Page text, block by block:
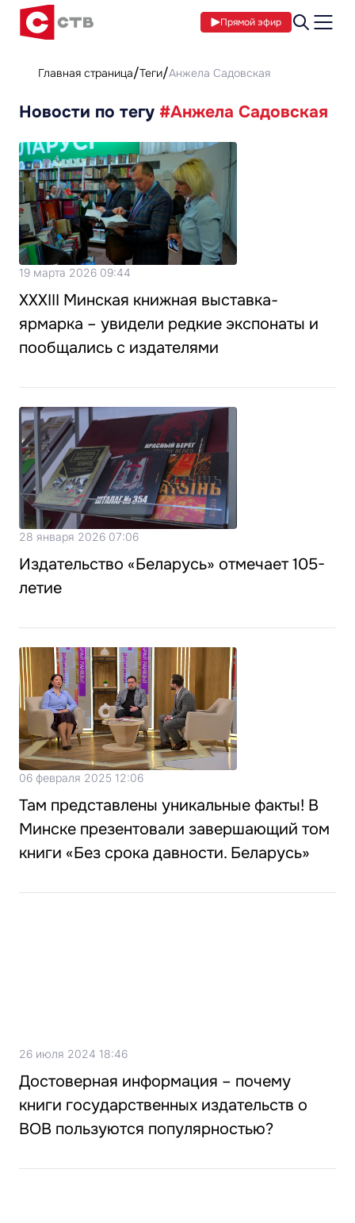
Прямой эфир
Главная страница Теги Анжела Садовская
Новости по тегу #Анжела Садовская
19 марта 2026 09:44
XXXIII Минская книжная выставка-
ярмарка – увидели редкие экспонаты и
пообщались с издателями
28 января 2026 07:06
Издательство «Беларусь» отмечает 105-
летие
06 февраля 2025 12:06
Там представлены уникальные факты! В
Минске презентовали завершающий том
книги «Без срока давности. Беларусь»
26 июля 2024 18:46
Достоверная информация – почему
книги государственных издательств о
ВОВ пользуются популярностью?